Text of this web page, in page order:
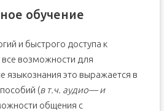
обучение
и быстрого доступа к
возможности для
языкознания это выражается в
(в т.ч. аудио— и
общения с